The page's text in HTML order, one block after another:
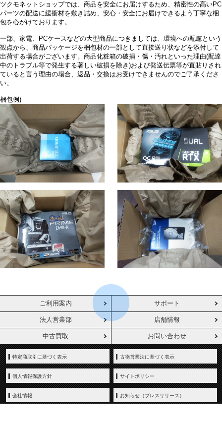
ツクモネットショップでは、商品を安全にお届けするため、精密性の高いPC
パーツの配送に緩衝材を敷き詰め、安心・安全にお届けできるよう丁寧な梱
包を心がけております。
一部、家電、PCケースなどの大型商品につきましては、環境への配慮という
観点から、商品パッケージを梱包材の一部として直接送り状などを添付して
出荷する場合がございます。商品化粧箱の破損・傷・汚れといった理由(配達
中のトラブル等で発生する著しい破損を除き)および発送伝票等が直貼りされ
ていると言う理由の場合、返品・交換はお受けできませんのでご了承くださ
い。
梱包例)
ご利用案内 サポート
法人営業部 店舗情報
中古買取 お問い合わせ
特定商取引に基づく表示 古物営業法に基づく表示
個人情報保護方針 サイトポリシー
会社情報 お知らせ（プレスリリース）